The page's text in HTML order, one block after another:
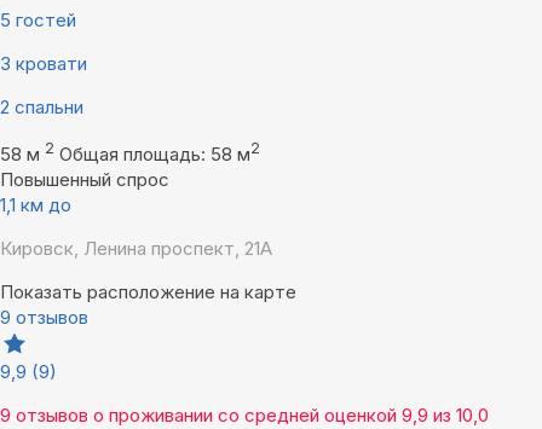
5 гостей
3 кровати
2 спальни
58 м 2 Общая площадь: 58 м2
Повышенный спрос
1,1 км до
Кировск, Ленина проспект, 21А
Показать расположение на карте
9 отзывов
9,9 (9)
9 отзывов о проживании со средней оценкой 9,9 из 10,0